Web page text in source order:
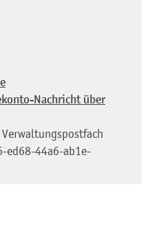
Nachricht über
ed68-44a6-ab1e-